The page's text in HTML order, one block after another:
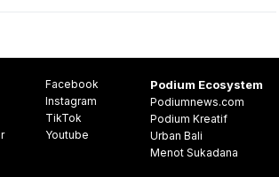
Facebook
Instagram
TikTok
Youtube
Podium Ecosystem
Podiumnews.com
Podium Kreatif
Urban Bali
Menot Sukadana